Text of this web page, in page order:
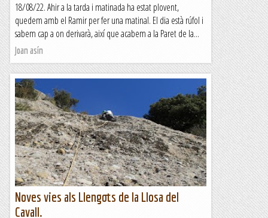
18/08/22. Ahir a la tarda i matinada ha estat plovent,
quedem amb el Ramir per fer una matinal. El dia està rúfol i
sabem cap a on derivarà, així que acabem a la Paret de la...
Joan asín
Noves vies als Llengots de la Llosa del
Cavall.